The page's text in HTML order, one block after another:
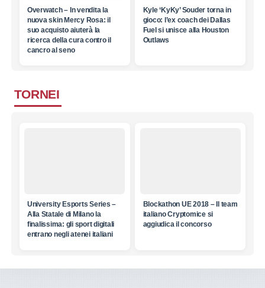
Overwatch – In vendita la
nuova skin Mercy Rosa: il
suo acquisto aiuterà la
ricerca della cura contro il
cancro al seno
Kyle ‘KyKy’ Souder torna in
gioco: l’ex coach dei Dallas
Fuel si unisce alla Houston
Outlaws
TORNEI
University Esports Series –
Alla Statale di Milano la
finalissima: gli sport digitali
entrano negli atenei italiani
Blockathon UE 2018 – Il team
italiano Cryptomice si
aggiudica il concorso